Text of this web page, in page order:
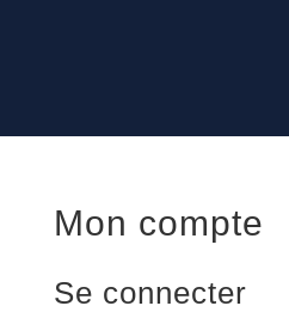
Mon compte
Se connecter